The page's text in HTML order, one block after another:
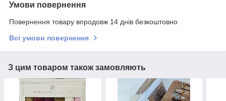
Умови повернення
Повернення товару впродовж 14 днів безкоштовно
Всі умови повернення
З цим товаром також замовляють